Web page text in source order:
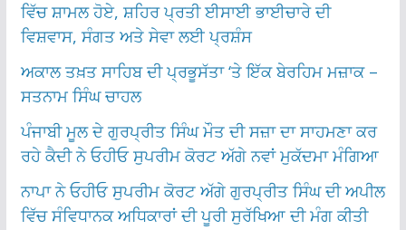
ਵਿੱਚ ਸ਼ਾਮਲ ਹੋਏ, ਸ਼ਹਿਰ ਪ੍ਰਤੀ ਈਸਾਈ ਭਾਈਚਾਰੇ ਦੀ
ਵਿਸ਼ਵਾਸ, ਸੰਗਤ ਅਤੇ ਸੇਵਾ ਲਈ ਪ੍ਰਸ਼ੰਸ
ਅਕਾਲ ਤਖ਼ਤ ਸਾਹਿਬ ਦੀ ਪ੍ਰਭੂਸੱਤਾ ‘ਤੇ ਇੱਕ ਬੇਰਹਿਮ ਮਜ਼ਾਕ –
ਸਤਨਾਮ ਸਿੰਘ ਚਾਹਲ
ਪੰਜਾਬੀ ਮੂਲ ਦੇ ਗੁਰਪ੍ਰੀਤ ਸਿੰਘ ਮੌਤ ਦੀ ਸਜ਼ਾ ਦਾ ਸਾਹਮਣਾ ਕਰ
ਰਹੇ ਕੈਦੀ ਨੇ ਓਹੀਓ ਸੁਪਰੀਮ ਕੋਰਟ ਅੱਗੇ ਨਵਾਂ ਮੁਕੱਦਮਾ ਮੰਗਿਆ
ਨਾਪਾ ਨੇ ਓਹੀਓ ਸੁਪਰੀਮ ਕੋਰਟ ਅੱਗੇ ਗੁਰਪ੍ਰੀਤ ਸਿੰਘ ਦੀ ਅਪੀਲ
ਵਿੱਚ ਸੰਵਿਧਾਨਕ ਅਧਿਕਾਰਾਂ ਦੀ ਪੂਰੀ ਸੁਰੱਖਿਆ ਦੀ ਮੰਗ ਕੀਤੀ